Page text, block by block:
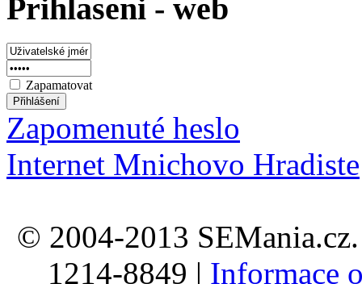
Prihlaseni - web
Zapamatovat
Zapomenuté heslo
Internet Mnichovo Hradiste
© 2004-2013
1214-8849 | Informace